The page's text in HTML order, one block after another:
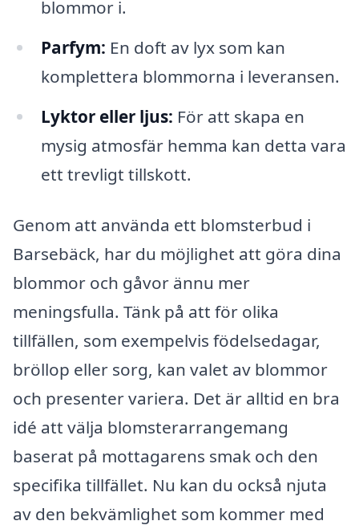
blommor i.
Parfym: En doft av lyx som kan
komplettera blommorna i leveransen.
Lyktor eller ljus: För att skapa en
mysig atmosfär hemma kan detta vara
ett trevligt tillskott.
Genom att använda ett blomsterbud i
Barsebäck, har du möjlighet att göra dina
blommor och gåvor ännu mer
meningsfulla. Tänk på att för olika
tillfällen, som exempelvis födelsedagar,
bröllop eller sorg, kan valet av blommor
och presenter variera. Det är alltid en bra
idé att välja blomsterarrangemang
baserat på mottagarens smak och den
specifika tillfället. Nu kan du också njuta
av den bekvämlighet som kommer med